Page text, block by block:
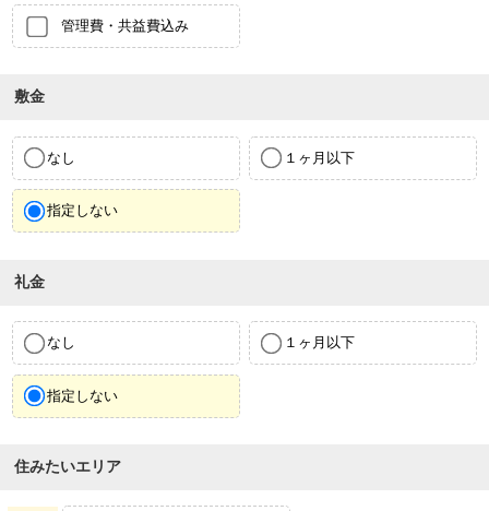
管理費・共益費込み
敷金
なし １ヶ月以下
指定しない
礼金
なし １ヶ月以下
指定しない
住みたいエリア